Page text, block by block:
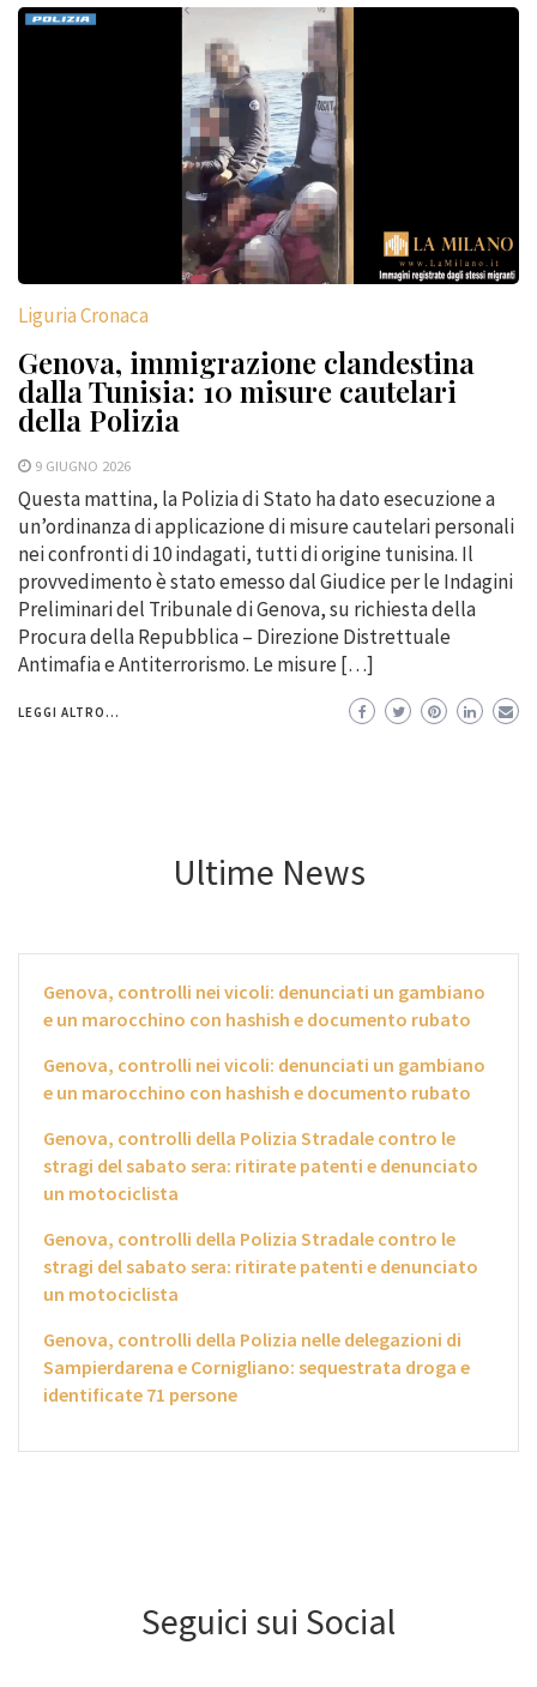
Liguria Cronaca
Genova, immigrazione clandestina
dalla Tunisia: 10 misure cautelari
della Polizia
9 GIUGNO 2026
Questa mattina, la Polizia di Stato ha dato esecuzione a
un’ordinanza di applicazione di misure cautelari personali
nei confronti di 10 indagati, tutti di origine tunisina. Il
provvedimento è stato emesso dal Giudice per le Indagini
Preliminari del Tribunale di Genova, su richiesta della
Procura della Repubblica – Direzione Distrettuale
Antimafia e Antiterrorismo. Le misure […]
LEGGI ALTRO...
Ultime News
Genova, controlli nei vicoli: denunciati un gambiano
e un marocchino con hashish e documento rubato
Genova, controlli nei vicoli: denunciati un gambiano
e un marocchino con hashish e documento rubato
Genova, controlli della Polizia Stradale contro le
stragi del sabato sera: ritirate patenti e denunciato
un motociclista
Genova, controlli della Polizia Stradale contro le
stragi del sabato sera: ritirate patenti e denunciato
un motociclista
Genova, controlli della Polizia nelle delegazioni di
Sampierdarena e Cornigliano: sequestrata droga e
identificate 71 persone
Seguici sui Social